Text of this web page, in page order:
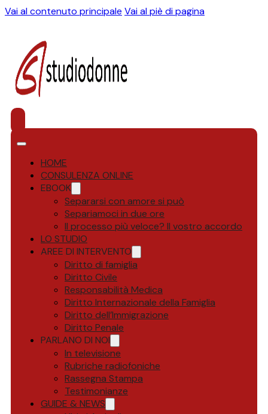
Vai al contenuto principale Vai al piè di pagina
HOME
CONSULENZA ONLINE
EBOOK
Separarsi con amore si può
Separiamoci in due ore
Il processo più veloce? Il vostro accordo
LO STUDIO
AREE DI INTERVENTO
Diritto di famiglia
Diritto Civile
Responsabilità Medica
Diritto Internazionale della Famiglia
Diritto dell’Immigrazione
Diritto Penale
PARLANO DI NOI
In televisione
Rubriche radiofoniche
Rassegna Stampa
Testimonianze
GUIDE & NEWS